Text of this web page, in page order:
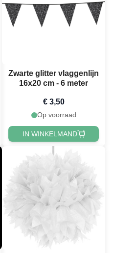
Zwarte glitter vlaggenlijn
16x20 cm - 6 meter
€ 3,50
Op voorraad
IN WINKELMAND